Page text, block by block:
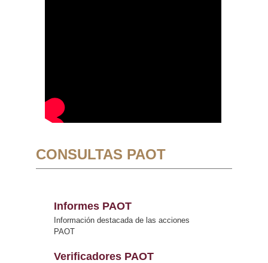
CONSULTAS PAOT
Informes PAOT
Información destacada de las acciones
PAOT
Verificadores PAOT